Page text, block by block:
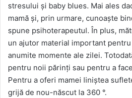
stresului și baby blues. Mai ales
mamă și, prin urmare, cunoaște
spune psihoterapeutul. În plus,
un ajutor material important
anumite momente ale zilei.
pentru noii părinți sau pentru a
Pentru a oferi mamei liniștea
grijă de nou-născut la 360 °.